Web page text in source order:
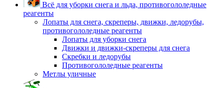
Всё для уборки снега и льда, противогололедные
реагенты
Лопаты для снега, скреперы, движки, ледорубы,
противогололедные реагенты
Лопаты для уборки снега
Движки и движки-скреперы для снега
Скребки и ледорубы
Противогололедные реагенты
Метлы уличные